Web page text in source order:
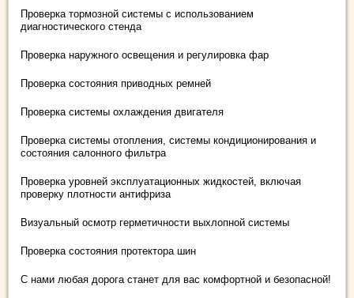
Проверка тормозной системы с использованием
диагностического стенда
Проверка наружного освещения и регулировка фар
Проверка состояния приводных ремней
Проверка системы охлаждения двигателя
Проверка системы отопления, системы кондиционирования и
состояния салонного фильтра
Проверка уровней эксплуатационных жидкостей, включая
проверку плотности антифриза
Визуальный осмотр герметичности выхлопной системы
Проверка состояния протектора шин
С нами любая дорога станет для вас комфортной и безопасной!